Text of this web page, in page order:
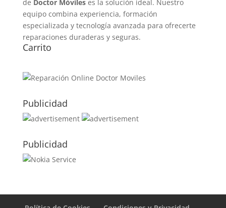
de Doctor Móvileses la solución ideal. Nuestro
equipo combina experiencia, formación
especializada y tecnología avanzada para ofrecerte
reparaciones duraderas y seguras.
Carrito
Publicidad
Publicidad